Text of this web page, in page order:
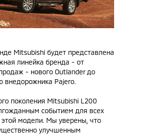
Mitsubishi будет представлена
линейка бренда - от
- нового Outlander до
внедорожника Pajero.
поколения Mitsubishi L200
событием для всех
этой модели. Мы уверены, что
улучшенным